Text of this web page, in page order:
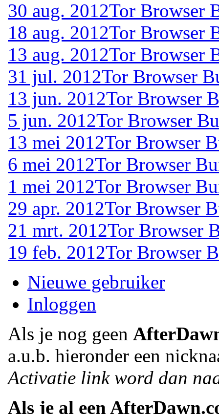
30 aug. 2012Tor Browser
18 aug. 2012Tor Browser
13 aug. 2012Tor Browser
31 jul. 2012Tor Browser
13 jun. 2012Tor Browser
5 jun. 2012Tor Browser
13 mei 2012Tor Browser
6 mei 2012Tor Browser
1 mei 2012Tor Browser
29 apr. 2012Tor Browser
21 mrt. 2012Tor Browser
19 feb. 2012Tor Browser
Nieuwe gebruiker
Inloggen
Als je nog geen
a.u.b. hieronder een
Activatie link word dan
Als je al een